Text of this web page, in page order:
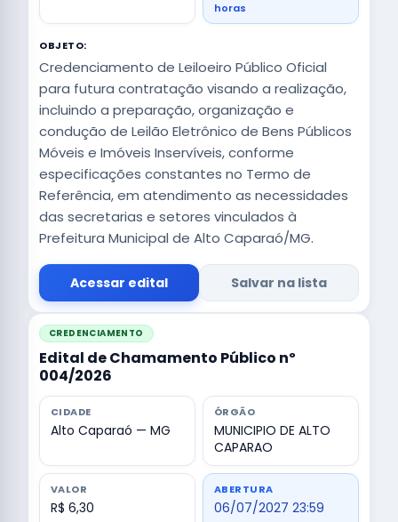
horas
OBJETO:
Credenciamento de Leiloeiro Público Oficial
para futura contratação visando a realização,
incluindo a preparação, organização e
condução de Leilão Eletrônico de Bens Públicos
Móveis e Imóveis Inservíveis, conforme
especificações constantes no Termo de
Referência, em atendimento as necessidades
das secretarias e setores vinculados à
Prefeitura Municipal de Alto Caparaó/MG.
Acessar edital Salvar na lista
CREDENCIAMENTO
Edital de Chamamento Público nº
004/2026
CIDADE
Alto Caparaó — MG
ÓRGÃO
MUNICIPIO DE ALTO
CAPARAO
VALOR
R$ 6,30
ABERTURA
06/07/2027 23:59